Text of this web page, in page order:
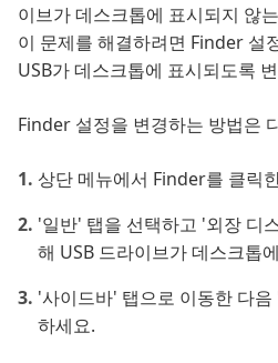
이브가 데스크톱에 표시되지 않
이 문제를 해결하려면 Finder 설
USB가 데스크톱에 표시되도록
Finder 설정을 변경하는 방법은
상단 메뉴에서 Finder를 클릭
'일반' 탭을 선택하고 '외장 디
해 USB 드라이브가 데스크톱
'사이드바' 탭으로 이동한 다
하세요.